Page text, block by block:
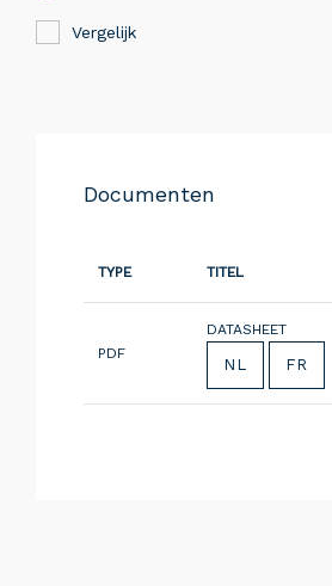
Vergelijk
Documenten
TYPE TITEL
PDF
DATASHEET
NL FR